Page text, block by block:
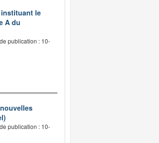
instituant le
A du
publication : 10-
publication : 10-